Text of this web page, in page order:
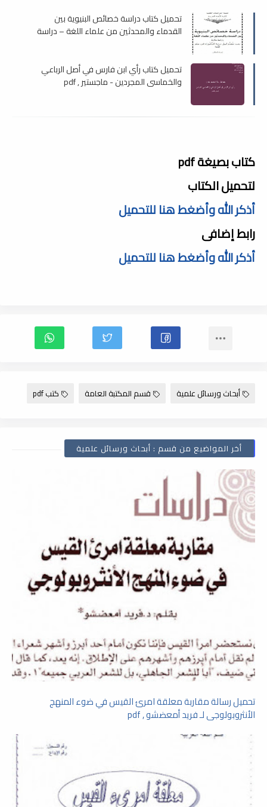
تحميل كتاب دراسة خصائص البنيوية بين
القدماء والمحدثين من علماء اللغة – دراسة
تحميل كتاب رأي ابن فارس في أصل الرباعي
والخماسي المجردين - ماجستير , pdf
كتاب بصيغة pdf
لتحميل الكتاب
أذكر الله وأضغط هنا للتحميل
رابط إضافى
أذكر الله وأضغط هنا للتحميل
أبحاث ورسائل علمية قسم المكتبة العامة كتب pdf
أخر المواضيع من قسم : أبحاث ورسائل علمية
تحميل رسالة مقاربة معلقة امرئ القيس في ضوء المنهج
الأنثروبولوجى لـ فريد أمعضشو , pdf